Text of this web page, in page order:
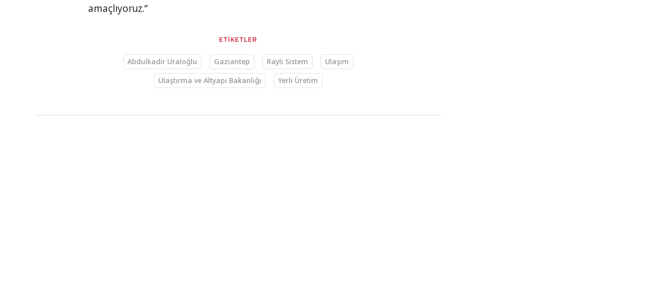
amaçlıyoruz.”
ETİKETLER
Abdulkadir Uraloğlu Gaziantep Raylı Sistem
Ulaşım
Ulaştırma ve Altyapı Bakanlığı
Yerli Üretim